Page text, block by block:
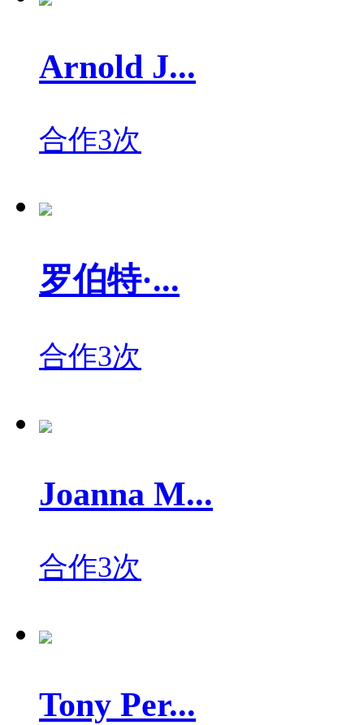
Arnold J...
合作3次
罗伯特·...
合作3次
Joanna M...
合作3次
Tony Per...